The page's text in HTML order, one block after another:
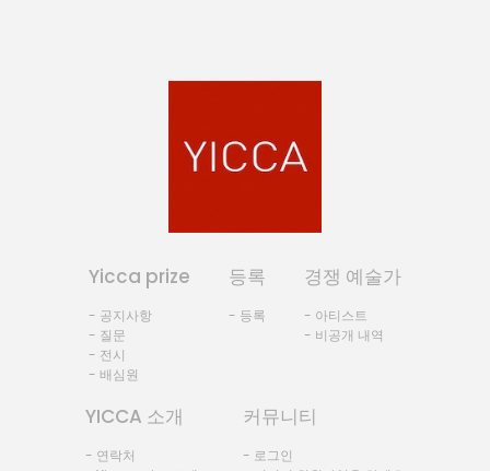
Yicca prize
- 공지사항
- 질문
- 전시
- 배심원
등록
- 등록
경쟁 예술가
- 아티스트
- 비공개 내역
YICCA 소개
- 연락처
커뮤니티
- 로그인